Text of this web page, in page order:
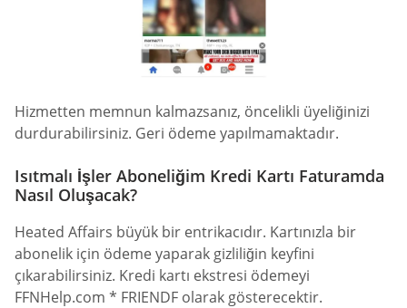
Hizmetten memnun kalmazsanız, öncelikli üyeliğinizi
durdurabilirsiniz. Geri ödeme yapılmamaktadır.
Isıtmalı İşler Aboneliğim Kredi Kartı Faturamda
Nasıl Oluşacak?
Heated Affairs büyük bir entrikacıdır. Kartınızla bir
abonelik için ödeme yaparak gizliliğin keyfini
çıkarabilirsiniz. Kredi kartı ekstresi ödemeyi
FFNHelp.com * FRIENDF olarak gösterecektir.